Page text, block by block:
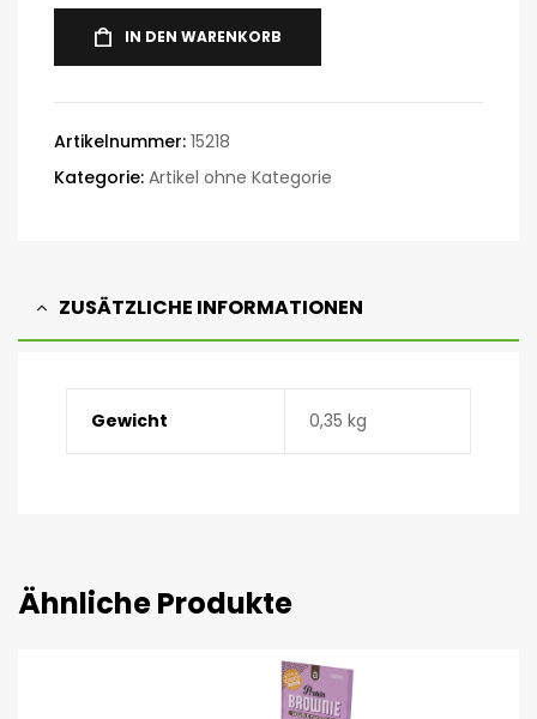
IN DEN WARENKORB
Artikelnummer: 15218
Kategorie: Artikel ohne Kategorie
ZUSÄTZLICHE INFORMATIONEN
Gewicht 0,35 kg
Ähnliche Produkte